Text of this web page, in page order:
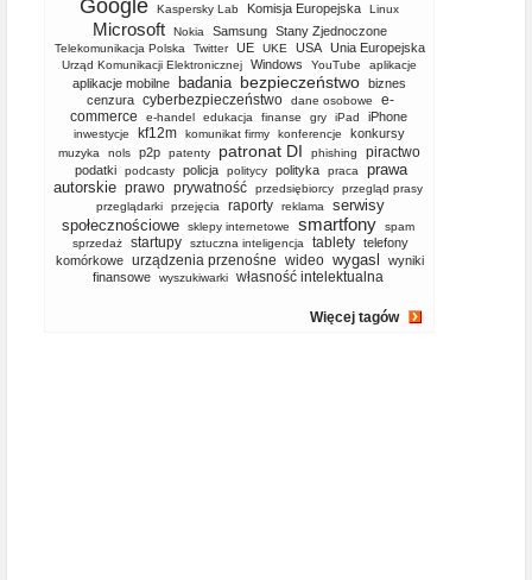
Google Kaspersky Lab Komisja Europejska Linux
Microsoft Nokia Samsung Stany Zjednoczone
Telekomunikacja Polska Twitter UE UKE USA Unia Europejska
Urząd Komunikacji Elektronicznej Windows YouTube aplikacje
aplikacje mobilne badania bezpieczeństwo biznes
cenzura cyberbezpieczeństwo dane osobowe
e-
commerce
e-handel edukacja finanse gry iPad iPhone
inwestycje kf12m komunikat firmy konferencje konkursy
muzyka nols p2p patenty patronat DI phishing piractwo
podatki podcasty policja politycy polityka praca
prawa
autorskie prawo prywatność przedsiębiorcy
przegląd prasy
przeglądarki
przejęcia raporty reklama
serwisy
społecznościowe
sklepy internetowe smartfony
spam
sprzedaż
startupy sztuczna inteligencja tablety telefony
komórkowe
urządzenia przenośne wideo wygasl
wyniki
finansowe
wyszukiwarki własność intelektualna
Więcej tagów